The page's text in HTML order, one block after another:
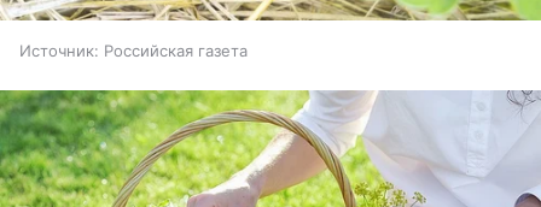
Источник: Российская газета